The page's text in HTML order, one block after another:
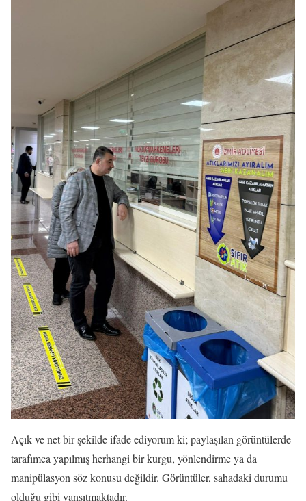
Açık ve net bir şekilde ifade ediyorum ki; paylaşılan görüntülerde
tarafımca yapılmış herhangi bir kurgu, yönlendirme ya da
manipülasyon söz konusu değildir. Görüntüler, sahadaki durumu
olduğu gibi yansıtmaktadır.